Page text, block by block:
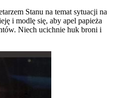
Stanu na temat sytuacji na
i modlę się, aby apel papieża
Niech ucichnie huk broni i